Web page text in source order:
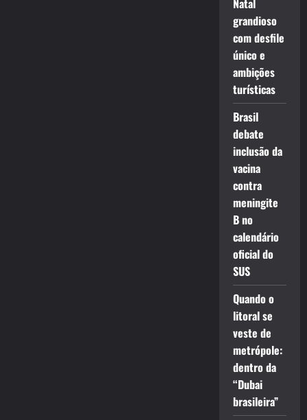
Natal
grandioso
com desfile
único e
ambições
turísticas
Brasil
debate
inclusão da
vacina
contra
meningite
B no
calendário
oficial do
SUS
Quando o
litoral se
veste de
metrópole:
dentro da
“Dubai
brasileira”